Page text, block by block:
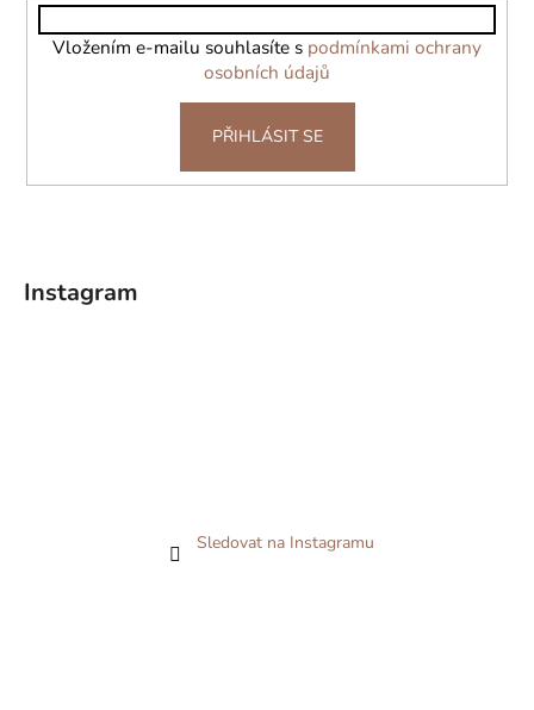
Vložením e-mailu souhlasíte s podmínkami ochrany
osobních údajů
PŘIHLÁSIT SE
Instagram
Sledovat na Instagramu